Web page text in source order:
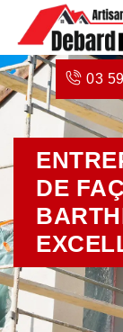
03
DE